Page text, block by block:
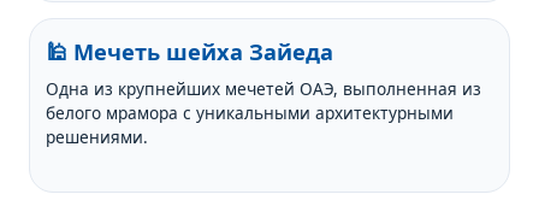
🕌 Мечеть шейха Зайеда
Одна из крупнейших мечетей ОАЭ, выполненная из
белого мрамора с уникальными архитектурными
решениями.